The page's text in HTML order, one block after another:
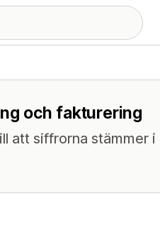
och fakturering
att siffrorna stämmer i